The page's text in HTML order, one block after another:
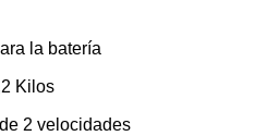
la batería
Kilos
2 velocidades